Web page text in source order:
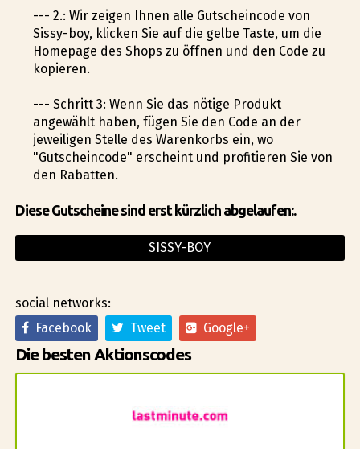
--- 2.: Wir zeigen Ihnen alle Gutscheincode von
Sissy-boy, klicken Sie auf die gelbe Taste, um die
Homepage des Shops zu öffnen und den Code zu
kopieren.
--- Schritt 3: Wenn Sie das nötige Produkt
angewählt haben, fügen Sie den Code an der
jeweiligen Stelle des Warenkorbs ein, wo
"Gutscheincode" erscheint und profitieren Sie von
den Rabatten.
Diese Gutscheine sind erst kürzlich abgelaufen:.
SISSY-BOY
social networks:
Facebook
Tweet Google+
Die besten Aktionscodes